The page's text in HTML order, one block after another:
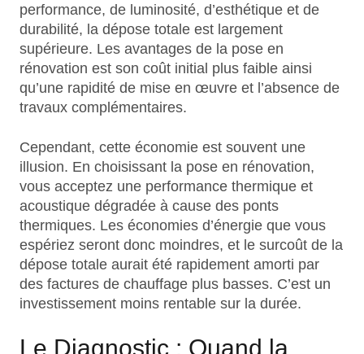
performance, de luminosité, d’esthétique et de
durabilité, la dépose totale est largement
supérieure. Les avantages de la pose en
rénovation est son coût initial plus faible ainsi
qu’une rapidité de mise en œuvre et l’absence de
travaux complémentaires.
Cependant, cette économie est souvent une
illusion. En choisissant la pose en rénovation,
vous acceptez une performance thermique et
acoustique dégradée à cause des ponts
thermiques. Les économies d’énergie que vous
espériez seront donc moindres, et le surcoût de la
dépose totale aurait été rapidement amorti par
des factures de chauffage plus basses. C’est un
investissement moins rentable sur la durée.
Le Diagnostic : Quand la